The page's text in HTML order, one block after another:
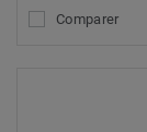
Comparer